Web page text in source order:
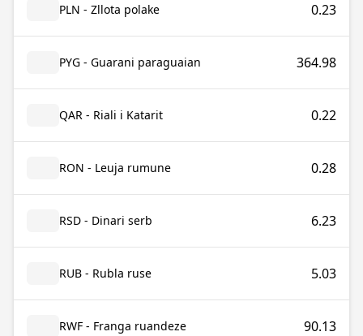
PLN - Zllota polake 0.23
PYG - Guarani paraguaian 364.98
QAR - Riali i Katarit 0.22
RON - Leuja rumune 0.28
RSD - Dinari serb 6.23
RUB - Rubla ruse 5.03
RWF - Franga ruandeze 90.13